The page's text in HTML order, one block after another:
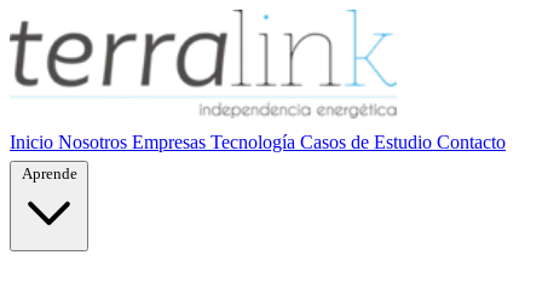
Inicio Nosotros Empresas Tecnología Casos de Estudio Contacto
Aprende